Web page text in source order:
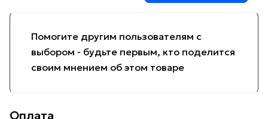
Помогите другим пользователям с
выбором - будьте первым, кто поделится
своим мнением об этом товаре
Оплата